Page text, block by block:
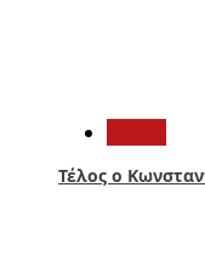
Τέλος ο